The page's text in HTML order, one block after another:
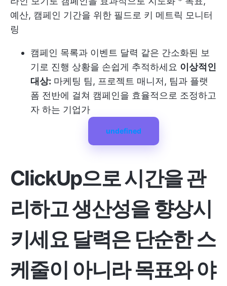
예산, 캠페인 기간을 위한 필드로 키 메트릭 모니터
링
캠페인 목록과 이벤트 달력 같은 간소화된 보
기로 진행 상황을 손쉽게 추적하세요 이상적인
대상: 마케팅 팀, 프로젝트 매니저, 팀과 플랫
폼 전반에 걸쳐 캠페인을 효율적으로 조정하고
자 하는 기업가
undefined
ClickUp으로 시간을 관
리하고 생산성을 향상시
키세요달력은 단순한 스
케줄이 아니라 목표와 야